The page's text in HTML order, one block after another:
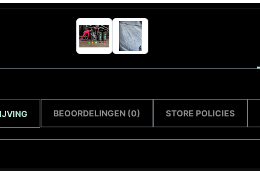
BEOORDELINGEN (0) STORE POLICIES